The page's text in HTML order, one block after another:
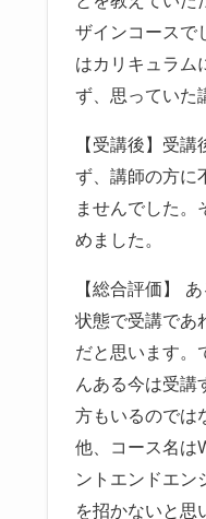
ザインコースで
はカリキュラム
ず、思っていた
【受講後】受
ず、講師の方に
ませんでした。
めました。
【総合評価】
状態で受講であ
だと思います。
んある今は受講
方もいるのでは
他、コース名は
ントエンドエン
を招かないと思